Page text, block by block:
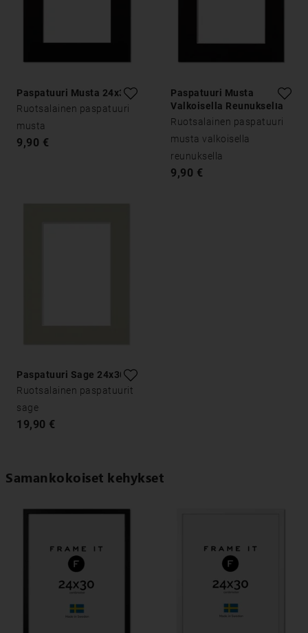
Paspatuuri Musta 24x30
Ruotsalainen paspatuuri
musta
9,90 €
Paspatuuri Musta
Valkoisella Reunuksella
24x30
Ruotsalainen paspatuuri
musta valkoisella
reunuksella
9,90 €
Paspatuuri Sage 24x30
Ruotsalainen paspatuurit
sage
19,90 €
Samankokoiset kehykset